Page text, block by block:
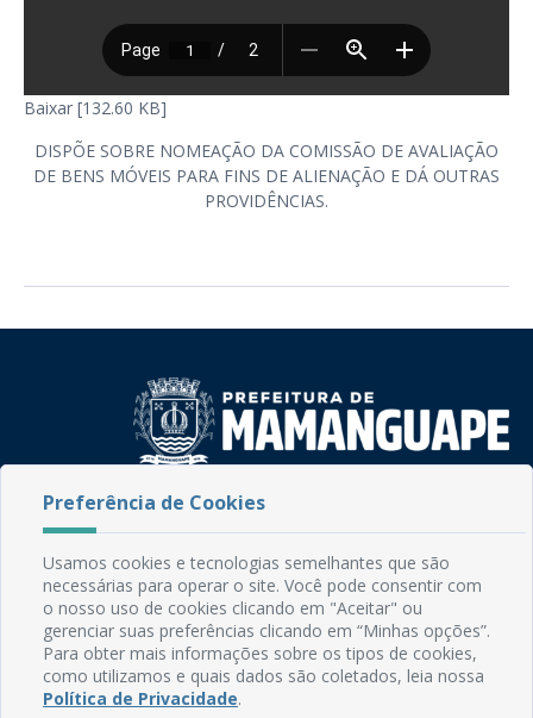
Baixar [132.60 KB]
DISPÕE SOBRE NOMEAÇÃO DA COMISSÃO DE AVALIAÇÃO
DE BENS MÓVEIS PARA FINS DE ALIENAÇÃO E DÁ OUTRAS
PROVIDÊNCIAS.
Rua do Imperador, 78, Centro
CEP: 58.280-000 - Mamanguape/PB
Fone: (83) 3292-2246
Email: comunicacao@mamanguape.pb.gov.br
Expediente: Segunda à Sexta, das 08h às 13h
Mapa do Site
Perguntas frequentes
Preferência de Cookies
Usamos cookies e tecnologias semelhantes que são
necessárias para operar o site. Você pode consentir com
o nosso uso de cookies clicando em "Aceitar" ou
gerenciar suas preferências clicando em “Minhas opções”.
Para obter mais informações sobre os tipos de cookies,
como utilizamos e quais dados são coletados, leia nossa
Política de Privacidade.